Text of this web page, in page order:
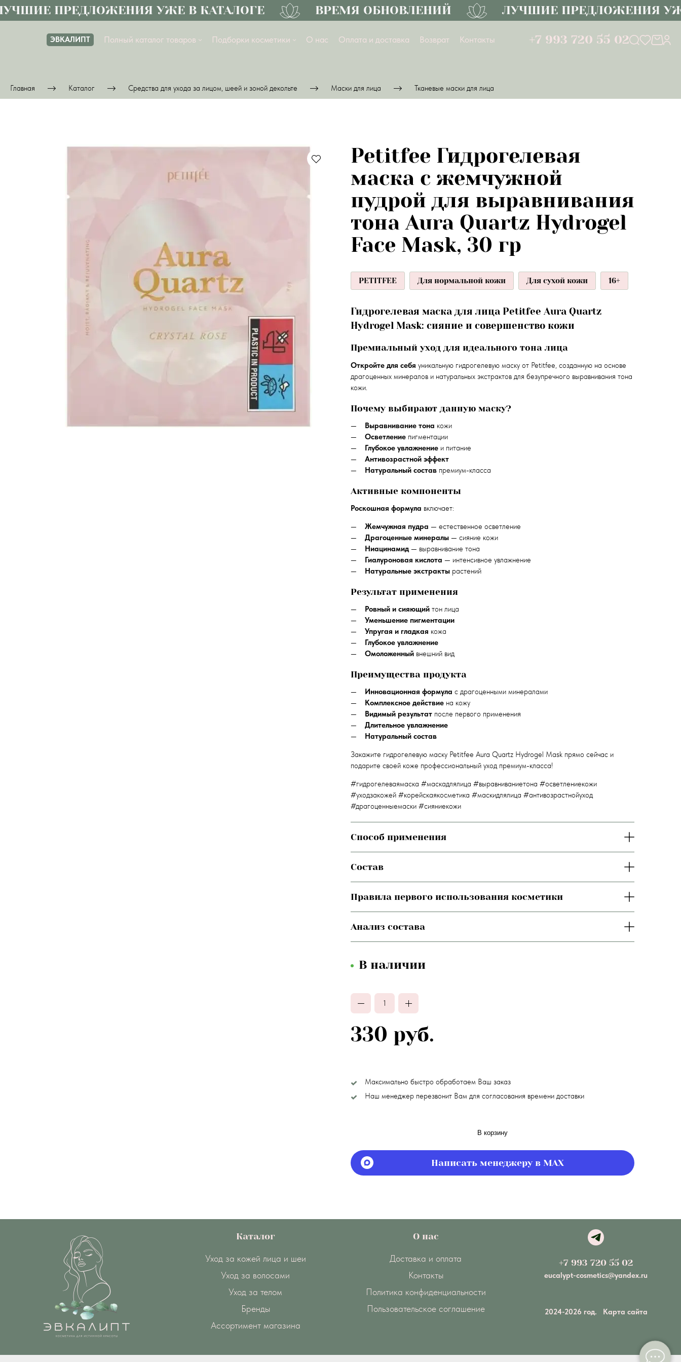
ПРЕДЛОЖЕНИЯ УЖЕ В КАТАЛОГЕ ВРЕМЯ ОБНОВЛЕНИЙ ЛУЧШИЕ ПРЕДЛОЖЕНИЯ УЖЕ
ЭВКАЛИПТ Полный каталог товаров Подборки косметики О нас Оплата и доставка Возврат Контакты +7 993 720 55 02
Главная Каталог Средства для ухода за лицом, шеей и зоной декольте Маски для лица Тканевые маски для лица
Petitfee Гидрогелевая
маска с жемчужной
пудрой для выравнивания
тона Aura Quartz Hydrogel
Face Mask, 30 гр
PETITFEE Для нормальной кожи Для сухой кожи 16+
Гидрогелевая маска для лица Petitfee Aura Quartz
Hydrogel Mask: сияние и совершенство кожи
Премиальный уход для идеального тона лица
Откройте для себя уникальную гидрогелевую маску от Petitfee, созданную на основе
драгоценных минералов и натуральных экстрактов для безупречного выравнивания тона
кожи.
Почему выбирают данную маску?
Выравнивание тона кожи
Осветлениепигментации
Глубокое увлажнениеи питание
Антивозрастной эффект
Натуральный составпремиум-класса
Активные компоненты
Роскошная формула включает:
Жемчужная пудра — естественное осветление
Драгоценные минералы— сияние кожи
Ниацинамид— выравнивание тона
Гиалуроновая кислота — интенсивное увлажнение
Натуральные экстрактырастений
Результат применения
Ровный и сияющийтон лица
Уменьшение пигментации
Упругая и гладкая кожа
Глубокое увлажнение
Омоложенныйвнешний вид
Преимущества продукта
Инновационная формула с драгоценными минералами
Комплексное действиена кожу
Видимый результатпосле первого применения
Длительное увлажнение
Натуральный состав
Закажите гидрогелевую маску Petitfee Aura Quartz Hydrogel Mask прямо сейчас и
подарите своей коже профессиональный уход премиум-класса!
#гидрогелеваямаска #маскадлялица #выравниваниетона #осветлениекожи
#уходзакожей #корейскаякосметика #маскидлялица #антивозрастнойуход
#драгоценныемаски #сияниекожи
Способ применения
Состав
Правила первого использования косметики
Анализ состава
В наличии
330 руб.
Максимально быстро обработаем Ваш заказ
Наш менеджер перезвонит Вам для согласования времени доставки
В корзину
Написать менеджеру в MAX
Каталог
Уход за кожей лица и шеи
Уход за волосами
Уход за телом
Бренды
Ассортимент магазина
О нас
Доставка и оплата
Контакты
Политика конфиденциальности
Пользовательское соглашение
+7 993 720 55 02
eucalypt-cosmetics@yandex.ru
2024-2026 год. Карта сайта